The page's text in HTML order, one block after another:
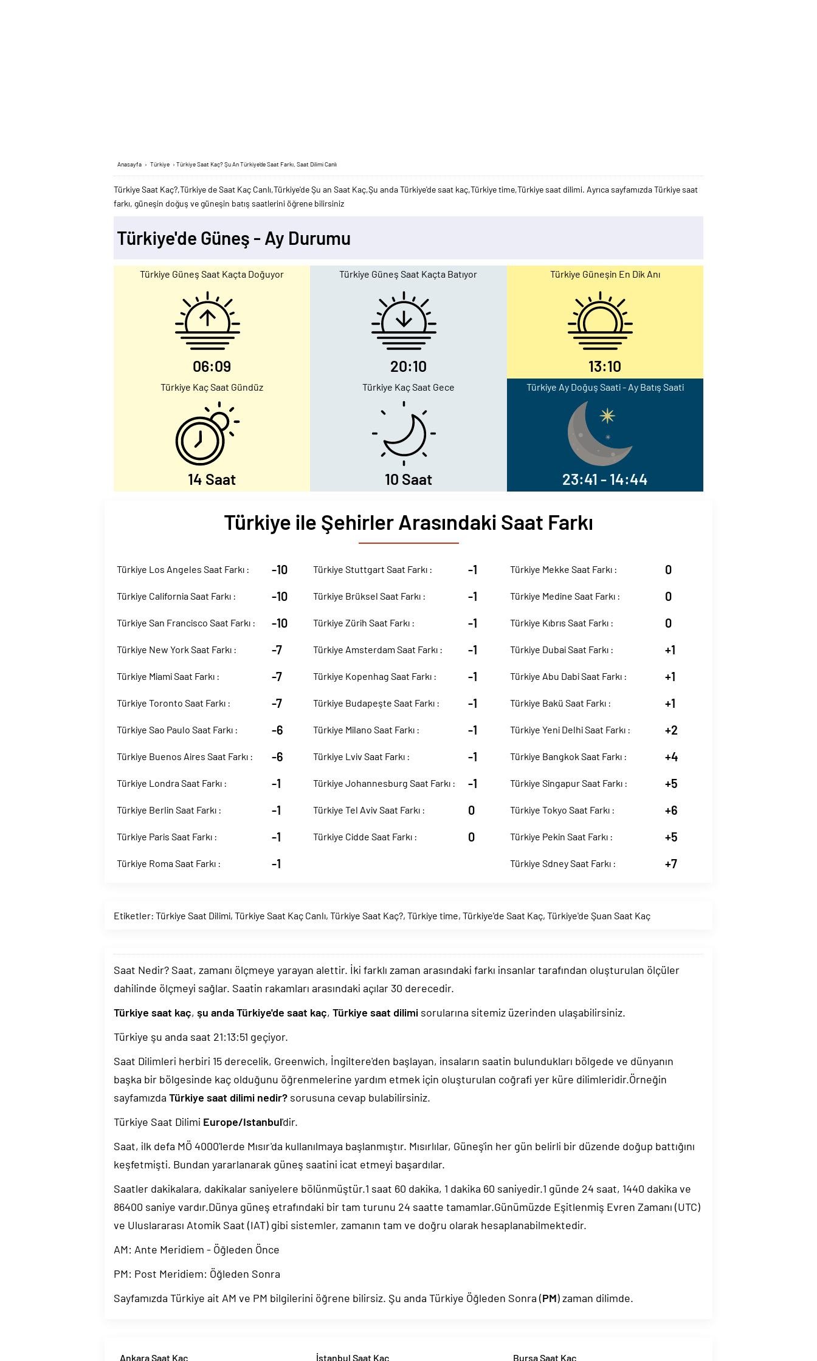
Anasayfa › Türkiye › Türkiye Saat Kaç? Şu An Türkiye’de Saat Farkı, Saat Dilimi Canlı
Türkiye Saat Kaç?,Türkiye de Saat Kaç Canlı,Türkiye'de Şu an Saat Kaç,Şu anda Türkiye'de saat kaç,Türkiye time,Türkiye saat dilimi. Ayrıca sayfamızda Türkiye saat
farkı, güneşin doğuş ve güneşin batış saatlerini öğrene bilirsiniz
Türkiye'de Güneş - Ay Durumu
Türkiye Güneş Saat Kaçta Doğuyor
06:09
Türkiye Güneş Saat Kaçta Batıyor
20:10
Türkiye Güneşin En Dik Anı
13:10
Türkiye Kaç Saat Gündüz
14 Saat
Türkiye Kaç Saat Gece
10 Saat
Türkiye Ay Doğuş Saati - Ay Batış Saati
23:41 - 14:44
Türkiye ile Şehirler Arasındaki Saat Farkı
Türkiye Los Angeles Saat Farkı : -10
Türkiye California Saat Farkı : -10
Türkiye San Francisco Saat Farkı : -10
Türkiye New York Saat Farkı : -7
Türkiye Miami Saat Farkı : -7
Türkiye Toronto Saat Farkı : -7
Türkiye Sao Paulo Saat Farkı : -6
Türkiye Buenos Aires Saat Farkı : -6
Türkiye Londra Saat Farkı : -1
Türkiye Berlin Saat Farkı : -1
Türkiye Paris Saat Farkı : -1
Türkiye Roma Saat Farkı : -1
Türkiye Stuttgart Saat Farkı : -1
Türkiye Brüksel Saat Farkı : -1
Türkiye Zürih Saat Farkı : -1
Türkiye Amsterdam Saat Farkı : -1
Türkiye Kopenhag Saat Farkı : -1
Türkiye Budapeşte Saat Farkı : -1
Türkiye Milano Saat Farkı : -1
Türkiye Lviv Saat Farkı : -1
Türkiye Johannesburg Saat Farkı : -1
Türkiye Tel Aviv Saat Farkı : 0
Türkiye Cidde Saat Farkı : 0
Türkiye Mekke Saat Farkı : 0
Türkiye Medine Saat Farkı : 0
Türkiye Kıbrıs Saat Farkı : 0
Türkiye Dubai Saat Farkı : +1
Türkiye Abu Dabi Saat Farkı : +1
Türkiye Bakü Saat Farkı : +1
Türkiye Yeni Delhi Saat Farkı : +2
Türkiye Bangkok Saat Farkı : +4
Türkiye Singapur Saat Farkı : +5
Türkiye Tokyo Saat Farkı : +6
Türkiye Pekin Saat Farkı : +5
Türkiye Sdney Saat Farkı : +7
Etiketler: Türkiye Saat Dilimi, Türkiye Saat Kaç Canlı, Türkiye Saat Kaç?, Türkiye time, Türkiye'de Saat Kaç, Türkiye'de Şuan Saat Kaç
Saat Nedir? Saat, zamanı ölçmeye yarayan alettir. İki farklı zaman arasındaki farkı insanlar tarafından oluşturulan ölçüler
dahilinde ölçmeyi sağlar. Saatin rakamları arasındaki açılar 30 derecedir.
Türkiye saat kaç, şu anda Türkiye'de saat kaç, Türkiye saat dilimi sorularına sitemiz üzerinden ulaşabilirsiniz.
Türkiye şu anda saat 21:13:52 geçiyor.
Saat Dilimleri herbiri 15 derecelik, Greenwich, İngiltere'den başlayan, insaların saatin bulundukları bölgede ve dünyanın
başka bir bölgesinde kaç olduğunu öğrenmelerine yardım etmek için oluşturulan coğrafi yer küre dilimleridir.Örneğin
sayfamızda Türkiye saat dilimi nedir? sorusuna cevap bulabilirsiniz.
Türkiye Saat Dilimi Europe/Istanbul'dir.
Saat, ilk defa MÖ 4000'lerde Mısır'da kullanılmaya başlanmıştır. Mısırlılar, Güneş'in her gün belirli bir düzende doğup battığını
keşfetmişti. Bundan yararlanarak güneş saatini icat etmeyi başardılar.
Saatler dakikalara, dakikalar saniyelere bölünmüştür.1 saat 60 dakika, 1 dakika 60 saniyedir.1 günde 24 saat, 1440 dakika ve
86400 saniye vardır.Dünya güneş etrafındaki bir tam turunu 24 saatte tamamlar.Günümüzde Eşitlenmiş Evren Zamanı (UTC)
ve Uluslararası Atomik Saat (IAT) gibi sistemler, zamanın tam ve doğru olarak hesaplanabilmektedir.
AM: Ante Meridiem - Öğleden Önce
PM: Post Meridiem: Öğleden Sonra
Sayfamızda Türkiye ait AM ve PM bilgilerini öğrene bilirsiz. Şu anda Türkiye Öğleden Sonra (PM) zaman dilimde.
Ankara Saat Kaç İstanbul Saat Kaç Bursa Saat Kaç